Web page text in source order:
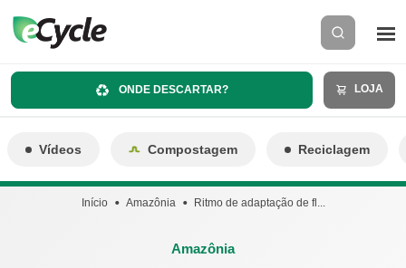
ONDE DESCARTAR? LOJA
Vídeos Compostagem Reciclagem
Início Amazônia Ritmo de adaptação de fl...
Amazônia